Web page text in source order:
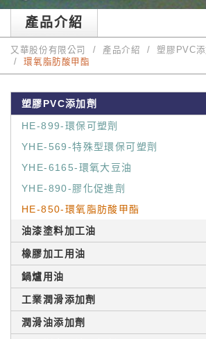
產品介紹
又華股份有限公司 產品介紹
塑膠PVC添
環氧脂肪酸甲酯
塑膠PVC添加劑
HE-899-環保可塑劑
YHE-569-特殊型環保可塑劑
YHE-6165-環氧大豆油
YHE-890-膠化促進劑
HE-850-環氧脂肪酸甲酯
油漆塗料加工油
橡膠加工用油
鍋爐用油
工業潤滑添加劑
潤滑油添加劑